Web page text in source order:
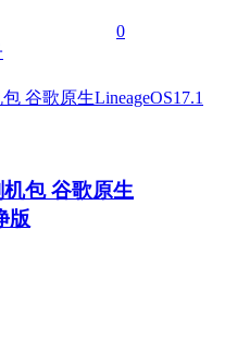
0
机包 谷歌原生
版